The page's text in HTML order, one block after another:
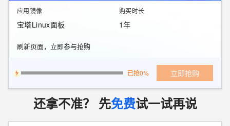
应用镜像
宝塔Linux面板
购买时长
1年
刷新页面，立即参与抢购
已抢0% 立即抢购
还拿不准？ 先免费试一试再说